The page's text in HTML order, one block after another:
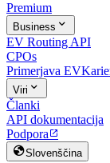
Premium
Business 
EV Routing API
CPOs
Primerjava EV
Viri 
Članki
API dokumentacija
Podpora 
Slovenščina